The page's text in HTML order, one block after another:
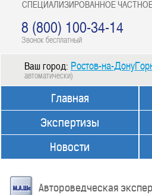
СПЕЦИАЛИЗИРОВАННОЕ
8 (800) 100-34-14
Звонок бесплатный
Ваш город: Ростов-на-
автоматически)
Главная
Экспертизы
Новости
Автороведческая